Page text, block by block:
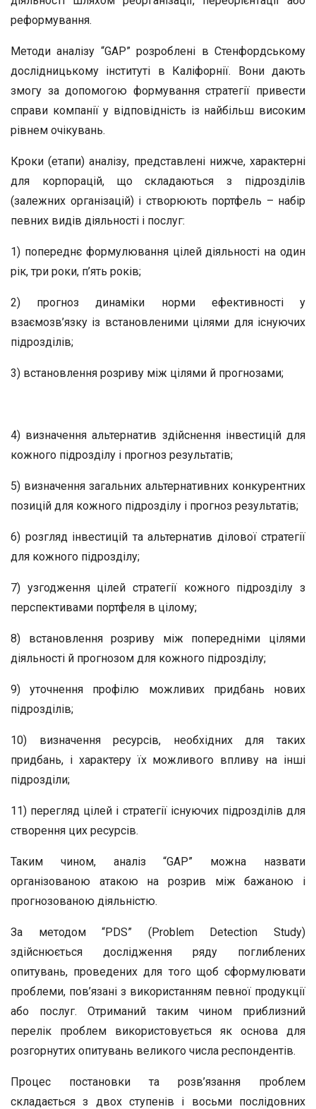
реформування.
Методи аналізу “GAP” розроблені в Стенфордському
дослідницькому інституті в Каліфорнії. Вони дають
змогу за допомогою формування стратегії привести
справи компанії у відповідність із найбільш високим
рівнем очікувань.
Кроки (етапи) аналізу, представлені нижче, характерні
для корпорацій, що складаються з підрозділів
(залежних організацій) і створюють портфель – набір
певних видів діяльності і послуг:
1) попереднє формулювання цілей діяльності на один
рік, три роки, п’ять років;
2) прогноз динаміки норми ефективності у
взаємозв’язку із встановленими цілями для існуючих
підрозділів;
3) встановлення розриву між цілями й прогнозами;
4) визначення альтернатив здійснення інвестицій для
кожного підрозділу і прогноз результатів;
5) визначення загальних альтернативних конкурентних
позицій для кожного підрозділу і прогноз результатів;
6) розгляд інвестицій та альтернатив ділової стратегії
для кожного підрозділу;
7) узгодження цілей стратегії кожного підрозділу з
перспективами портфеля в цілому;
8) встановлення розриву між попередніми цілями
діяльності й прогнозом для кожного підрозділу;
9) уточнення профілю можливих придбань нових
підрозділів;
10) визначення ресурсів, необхідних для таких
придбань, і характеру їх можливого впливу на інші
підрозділи;
11) перегляд цілей і стратегії існуючих підрозділів для
створення цих ресурсів.
Таким чином, аналіз “GAP” можна назвати
організованою атакою на розрив між бажаною і
прогнозованою діяльністю.
За методом “PDS” (Problem Detection Study)
здійснюється дослідження ряду поглиблених
опитувань, проведених для того щоб сформулювати
проблеми, пов’язані з використанням певної продукції
або послуг. Отриманий таким чином приблизний
перелік проблем використовується як основа для
розгорнутих опитувань великого числа респондентів.
Процес постановки та розв’язання проблем
складається з двох ступенів і восьми послідовних